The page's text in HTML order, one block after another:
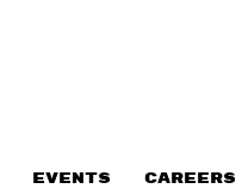
EVENTS CAREERS